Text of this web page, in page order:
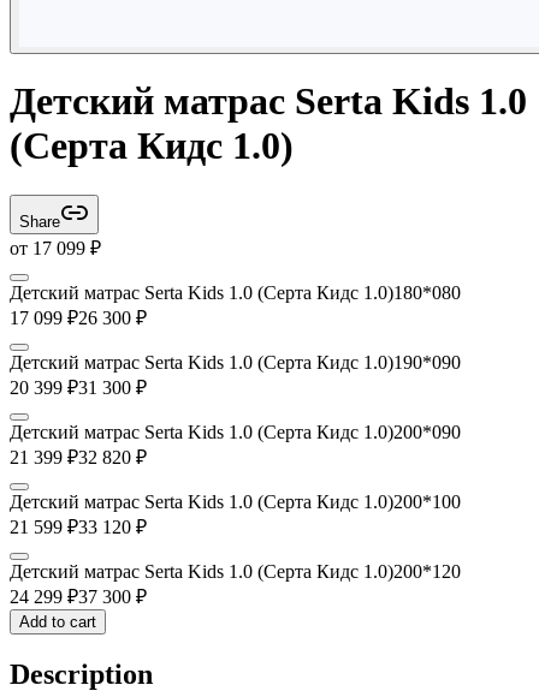
Детский матрас Serta Kids 1.0
(Серта Кидс 1.0)
Share
от 17 099 ₽
Детский матрас Serta Kids 1.0 (Серта Кидс 1.0)180*080
17 099 ₽26 300 ₽
Детский матрас Serta Kids 1.0 (Серта Кидс 1.0)190*090
20 399 ₽31 300 ₽
Детский матрас Serta Kids 1.0 (Серта Кидс 1.0)200*090
21 399 ₽32 820 ₽
Детский матрас Serta Kids 1.0 (Серта Кидс 1.0)200*100
21 599 ₽33 120 ₽
Детский матрас Serta Kids 1.0 (Серта Кидс 1.0)200*120
24 299 ₽37 300 ₽
Add to cart
Description